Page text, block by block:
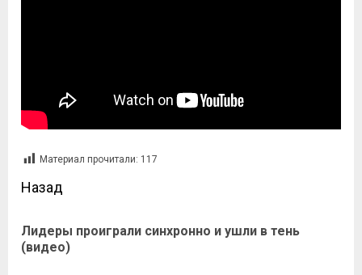
Материал прочитали: 117
Назад
Лидеры проиграли синхронно и ушли в тень
(видео)